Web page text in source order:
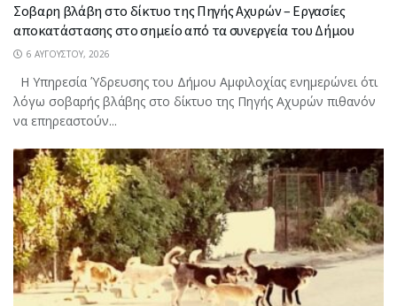
Σοβαρη βλάβη στο δίκτυο της Πηγής Αχυρών – Εργασίες
αποκατάστασης στο σημείο από τα συνεργεία του Δήμου
6 ΑΥΓΟΎΣΤΟΥ, 2026
Η Υπηρεσία Ύδρευσης του Δήμου Αμφιλοχίας ενημερώνει ότι
λόγω σοβαρής βλάβης στο δίκτυο της Πηγής Αχυρών πιθανόν
να επηρεαστούν...